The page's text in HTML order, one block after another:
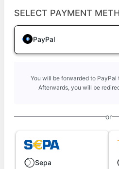
SELECT PAYMENT
PayPal
You will be forwarded to
Afterwards, you will be
or
Sepa